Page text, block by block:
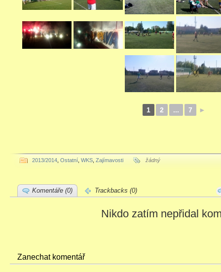
1 2 ... 7 ►
2013/2014 Ostatní WKS Zajímavosti žádný
Komentáře (0) Trackbacks (0)
Nikdo zatím nepřidal
Zanechat komentář